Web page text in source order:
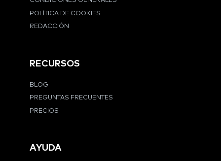
POLÍTICA DE COOKIES
REDACCIÓN
RECURSOS
BLOG
PREGUNTAS FRECUENTES
PRECIOS
AYUDA